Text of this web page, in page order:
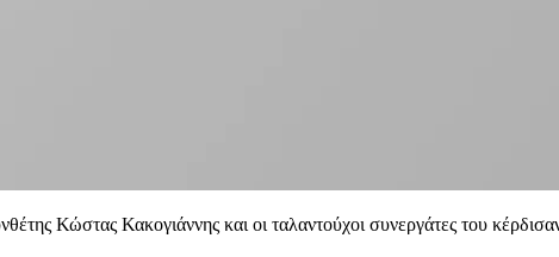
Κώστας Κακογιάννης και οι ταλαντούχοι συνεργάτες του